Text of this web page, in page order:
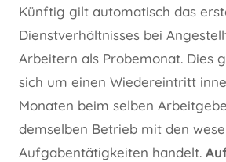
Künftig gilt automatisch das
Dienstverhältnisses bei
Arbeitern als Probemonat. Dies
sich um einen Wiedereintritt
Monaten beim selben
demselben Betrieb mit den
Aufgabentätigkeiten handelt.